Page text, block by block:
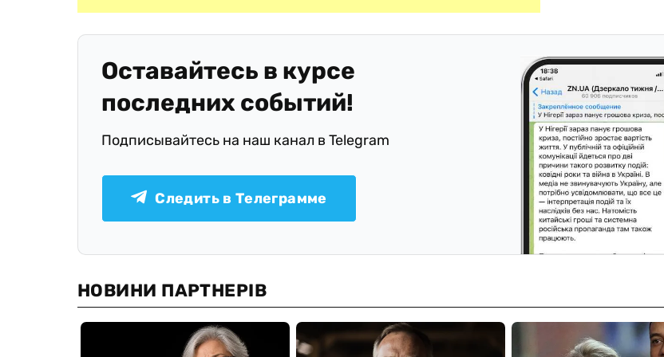
Оставайтесь в курсе
последних событий!
Подписывайтесь на наш канал в Telegram
Следить в Телеграмме